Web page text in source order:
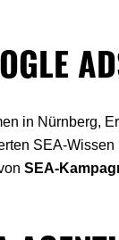
in Nürnberg,
SEA-
SEA-